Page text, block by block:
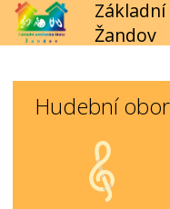
Žandov
Hudební obor